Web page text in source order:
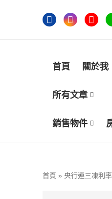
首頁 關於我
所有文章
銷售物件
首頁 » 央行連三凍利